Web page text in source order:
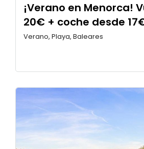
¡Verano en Menorca!
20€ + coche desde
Verano, Playa, Baleares